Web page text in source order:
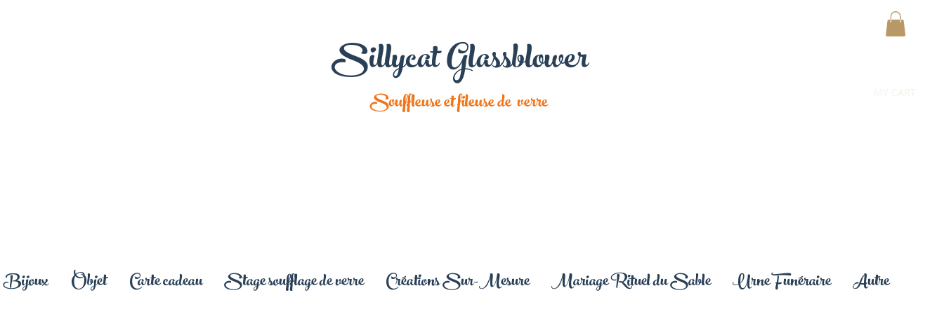
Sillycat Glassblower
Souffleuse et fileuse de verre
Bijoux Objet Carte cadeau Stage soufflage de verre Créations Sur-Mesure Mariage Rituel du Sable Urne Funéraire Autre